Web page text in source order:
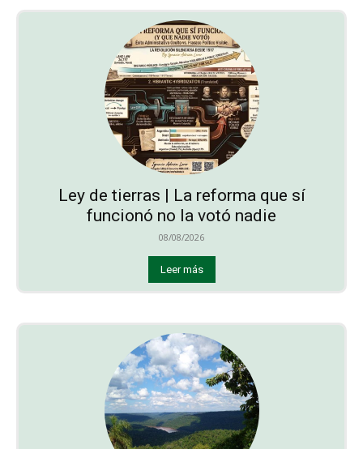
Ley de tierras | La reforma que sí
funcionó no la votó nadie
08/08/2026
Leer más